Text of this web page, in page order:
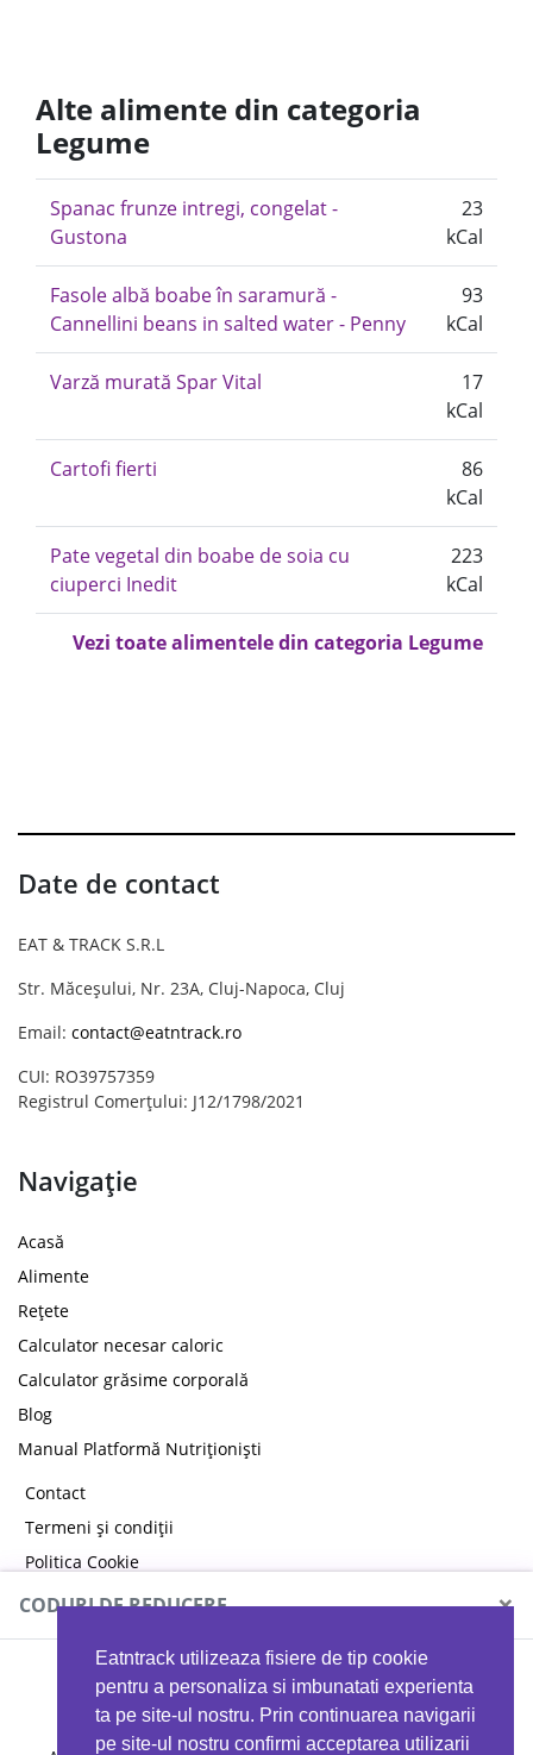
Eatntrack utilizeaza fisiere de tip cookie
pentru a personaliza si imbunatati experienta
ta pe site-ul nostru. Prin continuarea navigarii
pe site-ul nostru confirmi acceptarea utilizarii
Alte alimente din categoria
Legume
Spanac frunze intregi, congelat -
Gustona
23
kCal
Fasole albă boabe în saramură -
Cannellini beans in salted water - Penny
93
kCal
Varză murată Spar Vital
17
kCal
Cartofi fierti
86
kCal
Pate vegetal din boabe de soia cu
ciuperci Inedit
223
kCal
Vezi toate alimentele din categoria Legume
Date de contact
EAT & TRACK S.R.L
Str. Măceșului, Nr. 23A, Cluj-Napoca, Cluj
Email: contact@eatntrack.ro
CUI: RO39757359
Registrul Comerțului: J12/1798/2021
Navigație
Acasă
Alimente
Rețete
Calculator necesar caloric
Calculator grăsime corporală
Blog
Manual Platformă Nutriționiști
Contact
Termeni și condiții
Politica Cookie
Politica de confidențialitate
CODURI DE REDUCERE ×
MYPROTEIN